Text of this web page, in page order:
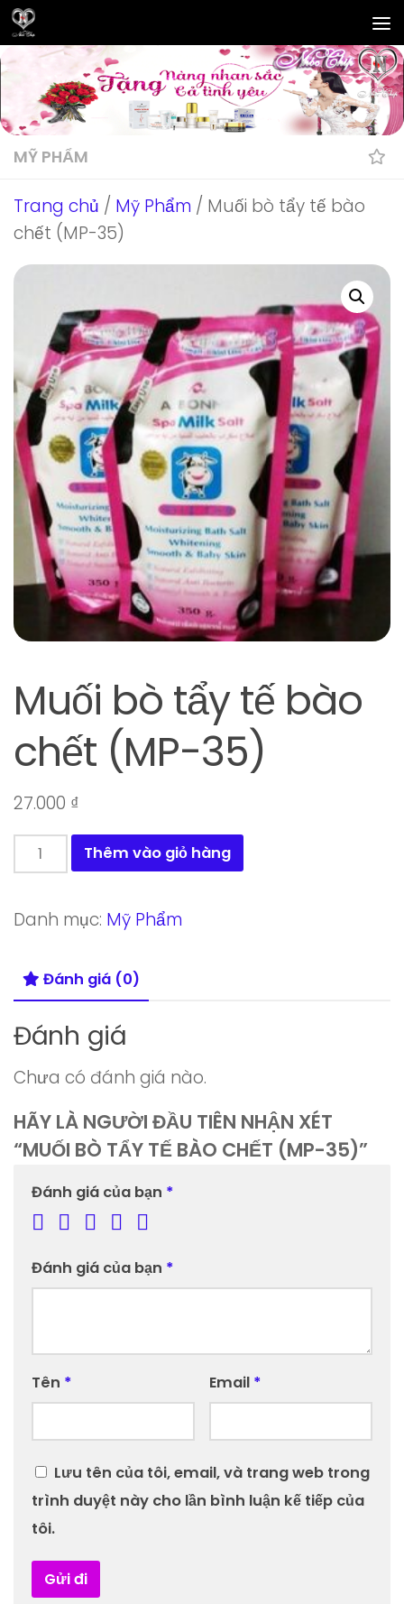
Skip to content
MỸ PHẨM
Trang chủ / Mỹ Phẩm / Muối bò tẩy tế bào
chết (MP-35)
Muối bò tẩy tế bào
chết (MP-35)
27.000 ₫
Muối
bò
tế
chết
35)
lượng
Thêm vào giỏ hàng
Danh mục: Mỹ Phẩm
Đánh giá (0)
Đánh giá
Chưa có đánh giá nào.
HÃY LÀ NGƯỜI ĐẦU TIÊN NHẬN XÉT
“MUỐI BÒ TẨY TẾ BÀO CHẾT (MP-35)”
Đánh giá của bạn *
Đánh giá của bạn *
Tên * Email *
Lưu tên của tôi, email, và trang web trong
trình duyệt này cho lần bình luận kế tiếp của
tôi.